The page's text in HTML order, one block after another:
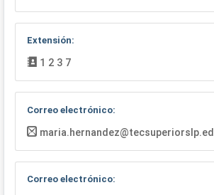
Extensión:
1 2 3 7
Correo electrónico:
Correo electrónico: